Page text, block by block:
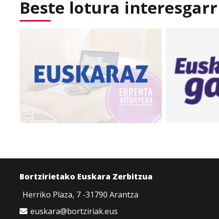
Beste lotura
Bortzirietako Euskara Zerbitzua
Herriko Plaza, 7 -31790 Arantza
euskara@bortziriak.eus